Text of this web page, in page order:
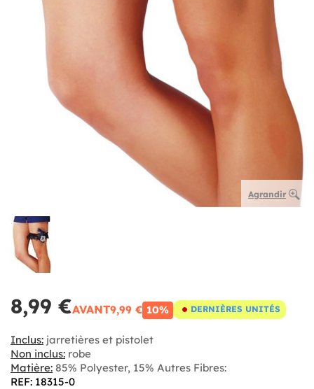
Agrandir
8,99 €AVANT9,99 € 10% DERNIÈRES UNITÉS
Inclus: jarretières et pistolet
Non inclus: robe
Matière: 85% Polyester, 15% Autres Fibres:
REF: 18315-0